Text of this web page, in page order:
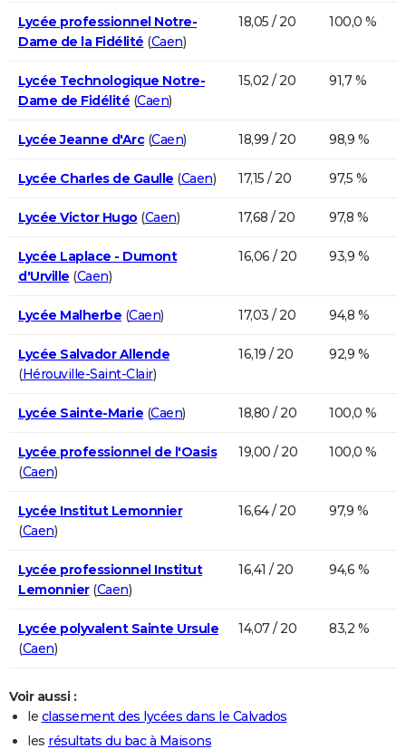
Lycée professionnel Notre-
Dame de la Fidélité (Caen)
18,05 / 20 100,0 %
Lycée Technologique Notre-
Dame de Fidélité (Caen)
15,02 / 20 91,7 %
Lycée Jeanne d'Arc(Caen) 18,99 / 20 98,9 %
Lycée Charles de Gaulle (Caen) 17,15 / 20 97,5 %
Lycée Victor Hugo (Caen) 17,68 / 20 97,8 %
Lycée Laplace - Dumont
d'Urville (Caen)
16,06 / 20 93,9 %
Lycée Malherbe (Caen) 17,03 / 20 94,8 %
Lycée Salvador Allende
(Hérouville-Saint-Clair)
16,19 / 20 92,9 %
Lycée Sainte-Marie (Caen) 18,80 / 20 100,0 %
Lycée professionnel de l'Oasis
(Caen)
19,00 / 20 100,0 %
Lycée Institut Lemonnier
(Caen)
16,64 / 20 97,9 %
Lycée professionnel Institut
Lemonnier(Caen)
16,41 / 20 94,6 %
Lycée polyvalent Sainte Ursule
(Caen)
14,07 / 20 83,2 %
Voir aussi :
le classement des lycées dans le Calvados
les résultats du bac à Maisons